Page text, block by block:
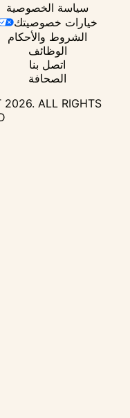
سياسة الخصوصية
خيارات خصوصيتك
الشروط والأحكام
الوظائف
اتصل بنا
الصحافة
2026. ALL RIGHTS